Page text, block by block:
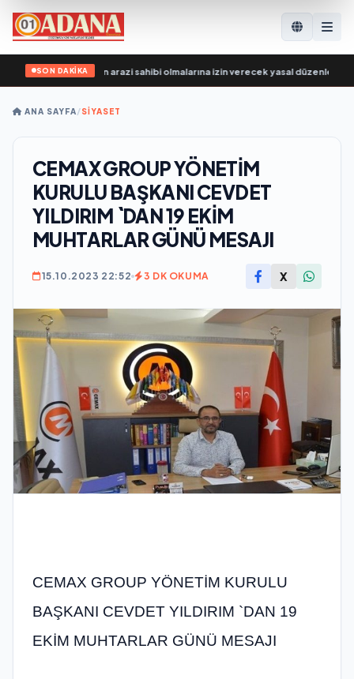
SON DAKİKA
katılımcılarının arazi sahibi olmalarına izin verecek yasal düzenlemeler
ANA SAYFA/SİYASET
CEMAX GROUP YÖNETİM
KURULU BAŞKANI CEVDET
YILDIRIM `DAN 19 EKİM
MUHTARLAR GÜNÜ MESAJI
15.10.2023 22:52 3 DK OKUMA X
CEMAX GROUP YÖNETİM KURULU
BAŞKANI CEVDET YILDIRIM `DAN 19
EKİM MUHTARLAR GÜNÜ MESAJI